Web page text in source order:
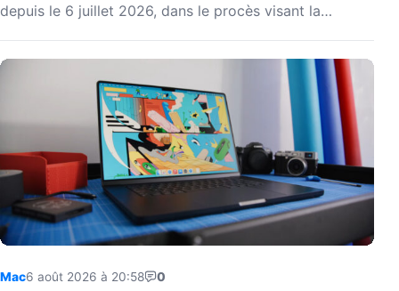
depuis le 6 juillet 2026, dans le procès visant la…
Mac6 août 2026 à 20:58 0